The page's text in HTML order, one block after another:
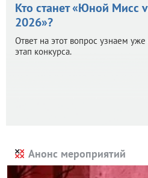
Кто станет «Юной Мисс
2026»?
Ответ на этот вопрос узнаем
этап конкурса.
Анонс мероприятий